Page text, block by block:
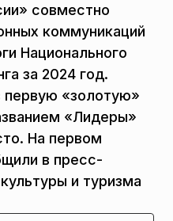
совместно
коммуникаций
Национального
за 2024 год.
первую «золотую»
«Лидеры»
На первом
в пресс-
и туризма